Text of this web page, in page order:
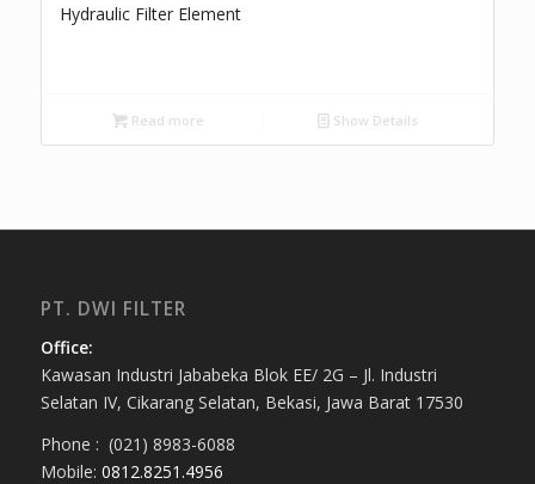
Hydraulic Filter Element
Read more Show Details
PT. DWI FILTER
Office:
Kawasan Industri Jababeka Blok EE/ 2G – Jl. Industri
Selatan IV, Cikarang Selatan, Bekasi, Jawa Barat 17530
Phone : (021) 8983-6088
Mobile: 0812.8251.4956